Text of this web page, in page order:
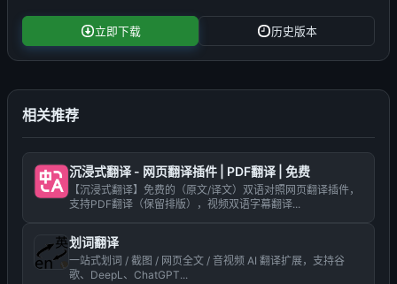
立即下载 历史版本
相关推荐
沉浸式翻译 - 网页翻译插件 | PDF翻译 | 免费
【沉浸式翻译】免费的（原文/译文）双语对照网页翻译插件，
支持PDF翻译（保留排版），视频双语字幕翻译...
划词翻译
一站式划词 / 截图 / 网页全文 / 音视频 AI 翻译扩展，支持谷
歌、DeepL、ChatGPT...